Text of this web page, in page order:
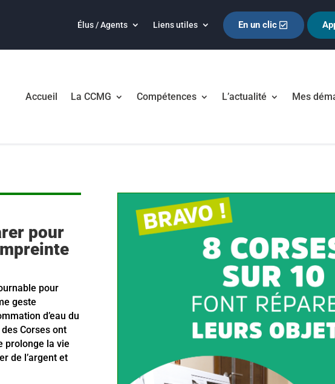
Élus / Agents Liens utiles En un clic
Accueil La CCMG Compétences L’actualité Mes
pour
pour
geste
d’eau du
Corses ont
prolonge la vie
de l’argent et